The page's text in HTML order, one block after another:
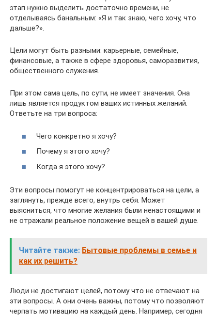
этап нужно выделить достаточно времени, не
отделываясь банальным: «Я и так знаю, чего хочу, что
дальше?».
Цели могут быть разными: карьерные, семейные,
финансовые, а также в сфере здоровья, саморазвития,
общественного служения.
При этом сама цель, по сути, не имеет значения. Она
лишь является продуктом ваших истинных желаний.
Ответьте на три вопроса:
Чего конкретно я хочу?
Почему я этого хочу?
Когда я этого хочу?
Эти вопросы помогут не концентрироваться на цели, а
заглянуть, прежде всего, внутрь себя. Может
выясниться, что многие желания были ненастоящими и
не отражали реальное положение вещей в вашей душе.
Читайте также: Бытовые проблемы в семье и
как их решить?
Люди не достигают целей, потому что не отвечают на
эти вопросы. А они очень важны, потому что позволяют
черпать мотивацию на каждый день. Например, сегодня